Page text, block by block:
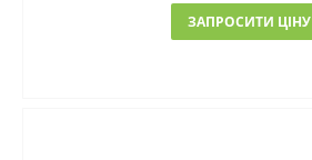
ЗАПРОСИТИ ЦІНУ